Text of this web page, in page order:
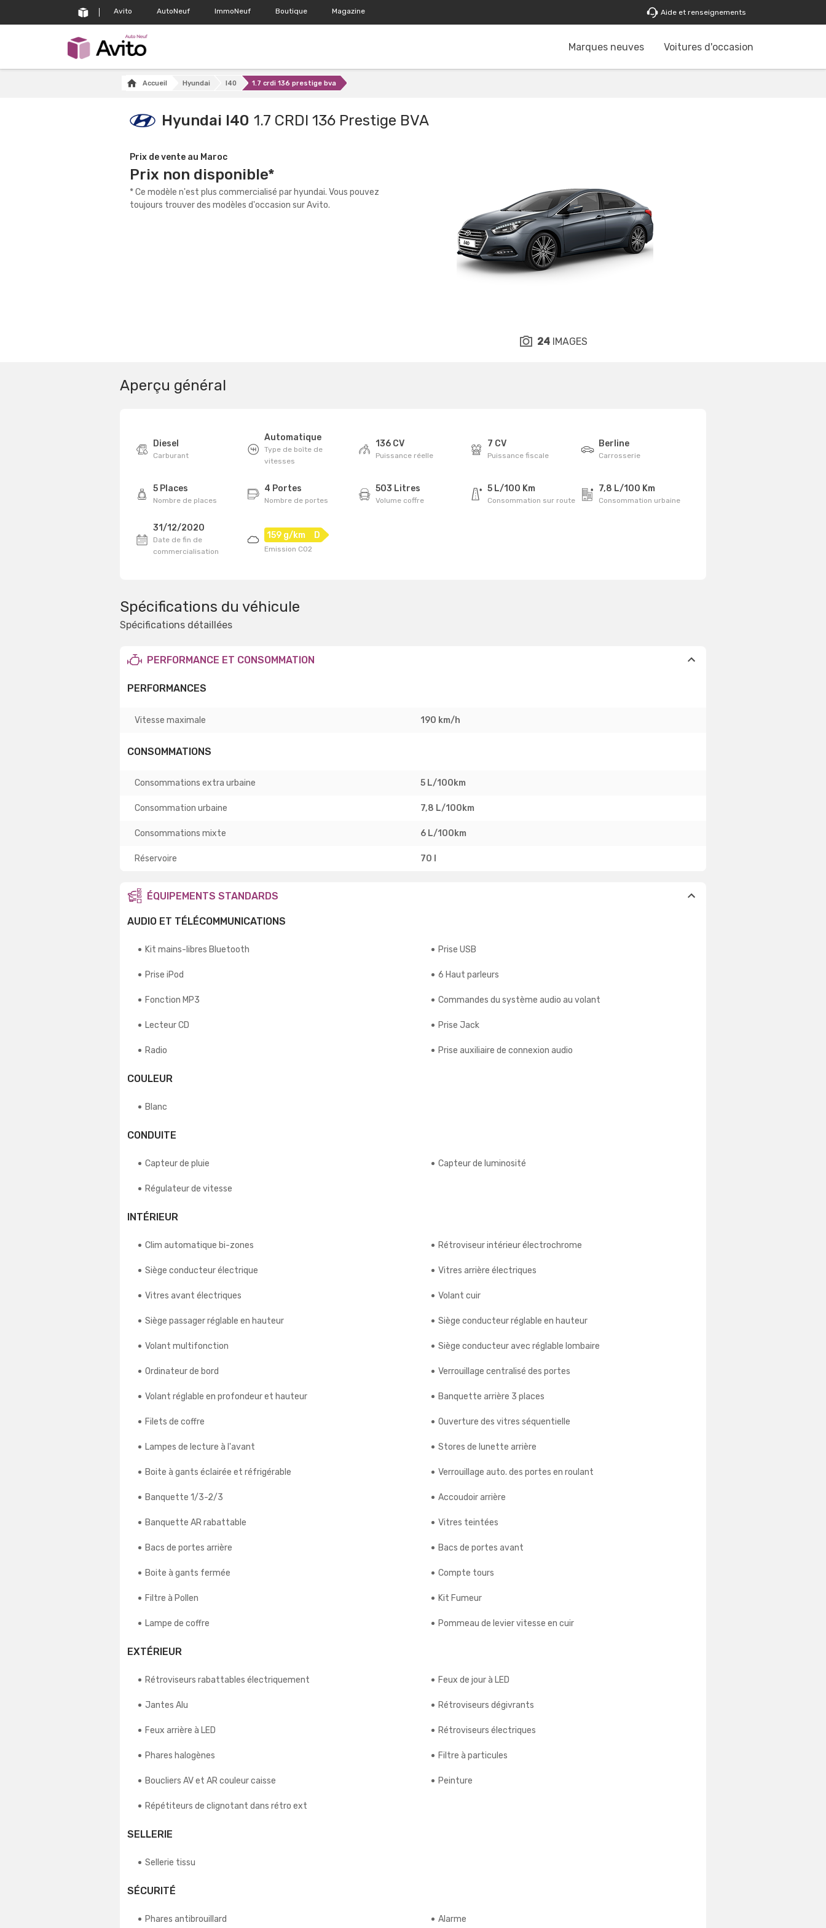
Avito AutoNeuf ImmoNeuf Boutique Magazine Aide et renseignements
Marques neuves Voitures d'occasion
Accueil Hyundai I40 1.7 crdi 136 prestige bva
Hyundai I40 1.7 CRDI 136 Prestige BVA
Prix de vente au Maroc
Prix non disponible*
* Ce modèle n'est plus commercialisé par hyundai. Vous pouvez
toujours trouver des modèles d'occasion sur Avito.
24 IMAGES
Aperçu général
Diesel
Carburant
Automatique
Type de boîte de
vitesses
136 CV
Puissance réelle
7 CV
Puissance fiscale
Berline
Carrosserie
5 Places
Nombre de places
4 Portes
Nombre de portes
503 Litres
Volume coffre
5 L/100 Km
Consommation sur route
7,8 L/100 Km
Consommation urbaine
31/12/2020
Date de fin de
commercialisation
159 g/km D
Emission CO2
Spécifications du véhicule
Spécifications détaillées
PERFORMANCE ET CONSOMMATION
PERFORMANCES
Vitesse maximale 190 km/h
CONSOMMATIONS
Consommations extra urbaine 5 L/100km
Consommation urbaine 7,8 L/100km
Consommations mixte 6 L/100km
Réservoire 70 l
ÉQUIPEMENTS STANDARDS
AUDIO ET TÉLÉCOMMUNICATIONS
Kit mains-libres Bluetooth Prise USB
Prise iPod 6 Haut parleurs
Fonction MP3 Commandes du système audio au volant
Lecteur CD Prise Jack
Radio Prise auxiliaire de connexion audio
COULEUR
Blanc
CONDUITE
Capteur de pluie Capteur de luminosité
Régulateur de vitesse
INTÉRIEUR
Clim automatique bi-zones Rétroviseur intérieur électrochrome
Siège conducteur électrique Vitres arrière électriques
Vitres avant électriques Volant cuir
Siège passager réglable en hauteur Siège conducteur réglable en hauteur
Volant multifonction Siège conducteur avec réglable lombaire
Ordinateur de bord Verrouillage centralisé des portes
Volant réglable en profondeur et hauteur Banquette arrière 3 places
Filets de coffre Ouverture des vitres séquentielle
Lampes de lecture à l'avant Stores de lunette arrière
Boite à gants éclairée et réfrigérable Verrouillage auto. des portes en roulant
Banquette 1/3-2/3 Accoudoir arrière
Banquette AR rabattable Vitres teintées
Bacs de portes arrière Bacs de portes avant
Boite à gants fermée Compte tours
Filtre à Pollen Kit Fumeur
Lampe de coffre Pommeau de levier vitesse en cuir
EXTÉRIEUR
Rétroviseurs rabattables électriquement Feux de jour à LED
Jantes Alu Rétroviseurs dégivrants
Feux arrière à LED Rétroviseurs électriques
Phares halogènes Filtre à particules
Boucliers AV et AR couleur caisse Peinture
Répétiteurs de clignotant dans rétro ext
SELLERIE
Sellerie tissu
SÉCURITÉ
Phares antibrouillard Alarme